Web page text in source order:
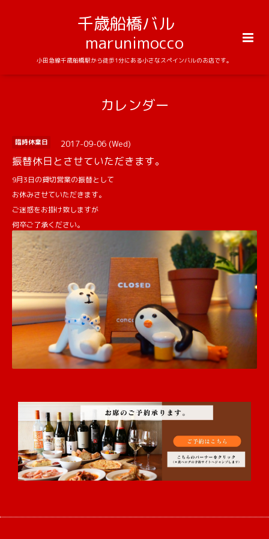
千歳船橋バル
marunimocco
小田急線千歳船橋駅から徒歩1分にある小さなスペインバルのお店です。
カレンダー
臨時休業日 2017-09-06 (Wed)
振替休日とさせていただきます。
9月3日の貸切営業の振替として
お休みさせていただきます。
ご迷惑をお掛け致しますが
何卒ご了承ください。